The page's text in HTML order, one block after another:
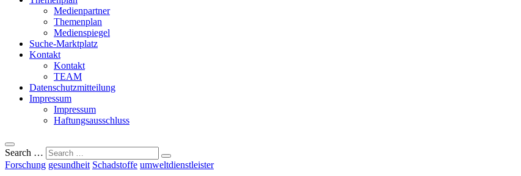
Medienpartner
Themenplan
Medienspiegel
Suche-Marktplatz
Kontakt
Kontakt
TEAM
Datenschutzmitteilung
Impressum
Impressum
Haftungsausschluss
Search …
Forschung gesundheit Schadstoffe umweltdienstleister